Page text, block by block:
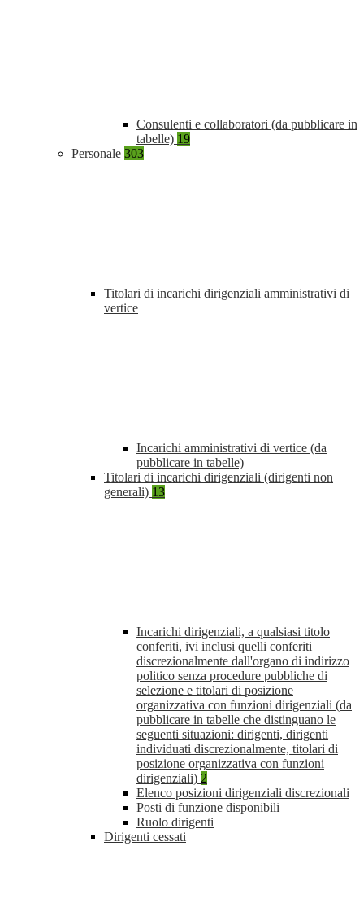
Consulenti e collaboratori (da pubblicare in
tabelle) 19
Personale 303
Titolari di incarichi dirigenziali amministrativi di
vertice
Incarichi amministrativi di vertice (da
pubblicare in tabelle)
Titolari di incarichi dirigenziali (dirigenti non
generali) 13
Incarichi dirigenziali, a qualsiasi titolo
conferiti, ivi inclusi quelli conferiti
discrezionalmente dall'organo di indirizzo
politico senza procedure pubbliche di
selezione e titolari di posizione
organizzativa con funzioni dirigenziali (da
pubblicare in tabelle che distinguano le
seguenti situazioni: dirigenti, dirigenti
individuati discrezionalmente, titolari di
posizione organizzativa con funzioni
dirigenziali) 2
Elenco posizioni dirigenziali discrezionali
Posti di funzione disponibili
Ruolo dirigenti
Dirigenti cessati